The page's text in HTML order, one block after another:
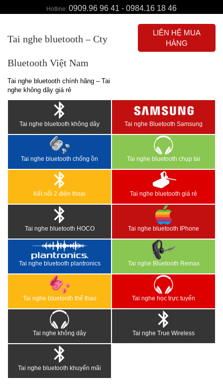
Hotline: 0909.96 96 41 - 0984.16 18 46
Tai nghe bluetooth – Cty
Bluetooth Việt Nam
Tai nghe bluetooth chính hãng – Tai
nghe không dây giá rẻ
LIÊN HỆ MUA
HÀNG
Tai nghe bluetooth không dây Tai nghe Bluetooth Samsung
Tai nghe bluetooth chống ồn Tai nghe bluetooth chụp tai
Kết nối 2 điện thoại Tai nghe bluetooth giá rẻ
Tai nghe bluetooth HOCO Tai nghe bluetooth IPhone
Tai nghe bluetooth plantronics Tai nghe Bluetooth Remax
Tai nghe bluetooth thể thao Tai nghe học trực tuyến
Tai nghe không dây Tai nghe True Wireless
Tai nghe bluetooth khuyến mãi